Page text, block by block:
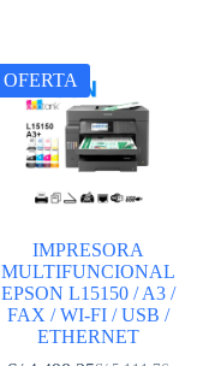
OFERTA
IMPRESORA
MULTIFUNCIONAL
EPSON L15150 / A3 /
FAX / WI-FI / USB /
ETHERNET